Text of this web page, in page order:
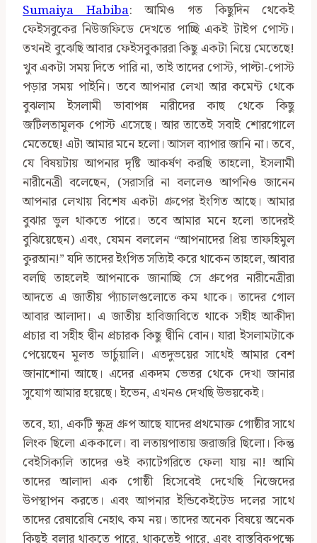
Sumaiya Habiba: আমিও গত কিছুদিন থেকেই
ফেইসবুকের নিউজফিডে দেখতে পাচ্ছি একই টাইপ পোস্ট।
তখনই বুঝেছি আবার ফেইসবুকাররা কিছু একটা নিয়ে মেতেছে!
খুব একটা সময় দিতে পারি না, তাই তাদের পোস্ট, পাল্টা-পোস্ট
পড়ার সময় পাইনি। তবে আপনার লেখা আর কমেন্ট থেকে
বুঝলাম ইসলামী ভাবাপন্ন নারীদের কাছ থেকে কিছু
জটিলতামূলক পোস্ট এসেছে। আর তাতেই সবাই শোরগোলে
মেতেছে! এটা আমার মনে হলো। আসল ব্যাপার জানি না। তবে,
যে বিষয়টায় আপনার দৃষ্টি আকর্ষণ করছি তাহলো, ইসলামী
নারীনেত্রী বলেছেন, (সরাসরি না বললেও আপনিও জানেন
আপনার লেখায় বিশেষ একটা গ্রুপের ইংগিত আছে। আমার
বুঝার ভুল থাকতে পারে। তবে আমার মনে হলো তাদেরই
বুঝিয়েছেন) এবং, যেমন বললেন “আপনাদের প্রিয় তাফহিমুল
কুরআন!” যদি তাদের ইংগিত সত্যিই করে থাকেন তাহলে, আবার
বলছি তাহলেই আপনাকে জানাচ্ছি সে গ্রুপের নারীনেত্রীরা
আদতে এ জাতীয় প্যাঁচালগুলোতে কম থাকে। তাদের গোল
আবার আলাদা। এ জাতীয় হাবিজাবিতে থাকে সহীহ আকীদা
প্রচার বা সহীহ দ্বীন প্রচারক কিছু দ্বীনি বোন। যারা ইসলামটাকে
পেয়েছেন মূলত ভার্চুয়ালি। এতদুভয়ের সাথেই আমার বেশ
জানাশোনা আছে। এদের একদম ভেতর থেকে দেখা জানার
সুযোগ আমার হয়েছে। ইভেন, এখনও দেখছি উভয়কেই।
তবে, হ্যা, একটি ক্ষুদ্র গ্রুপ আছে যাদের প্রথমোক্ত গোষ্ঠীর সাথে
লিংক ছিলো এককালে। বা লতায়পাতায় জরাজরি ছিলো। কিন্তু
বেইসিক্যলি তাদের ওই ক্যাটেগরিতে ফেলা যায় না! আমি
তাদের আলাদা এক গোষ্ঠী হিসেবেই দেখেছি নিজেদের
উপস্থাপন করতে। এবং আপনার ইন্ডিকেইটেড দলের সাথে
তাদের রেষারেষি নেহাৎ কম নয়। তাদের অনেক বিষয়ে অনেক